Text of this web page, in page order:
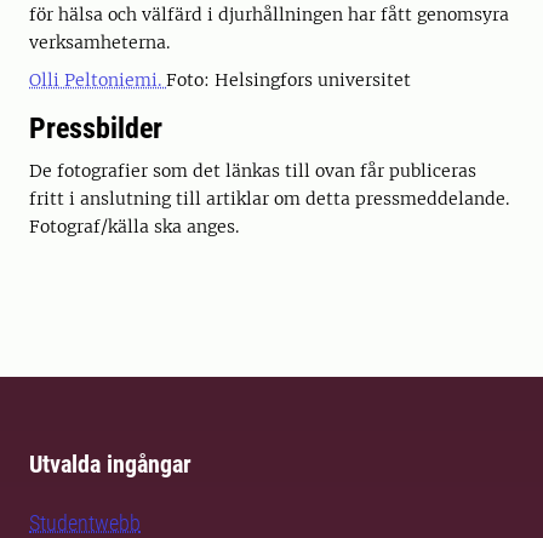
för hälsa och välfärd i djurhållningen har fått genomsyra
verksamheterna.
Olli Peltoniemi. Foto: Helsingfors universitet
Pressbilder
De fotografier som det länkas till ovan får publiceras
fritt i anslutning till artiklar om detta pressmeddelande.
Fotograf/källa ska anges.
Utvalda ingångar
Studentwebb